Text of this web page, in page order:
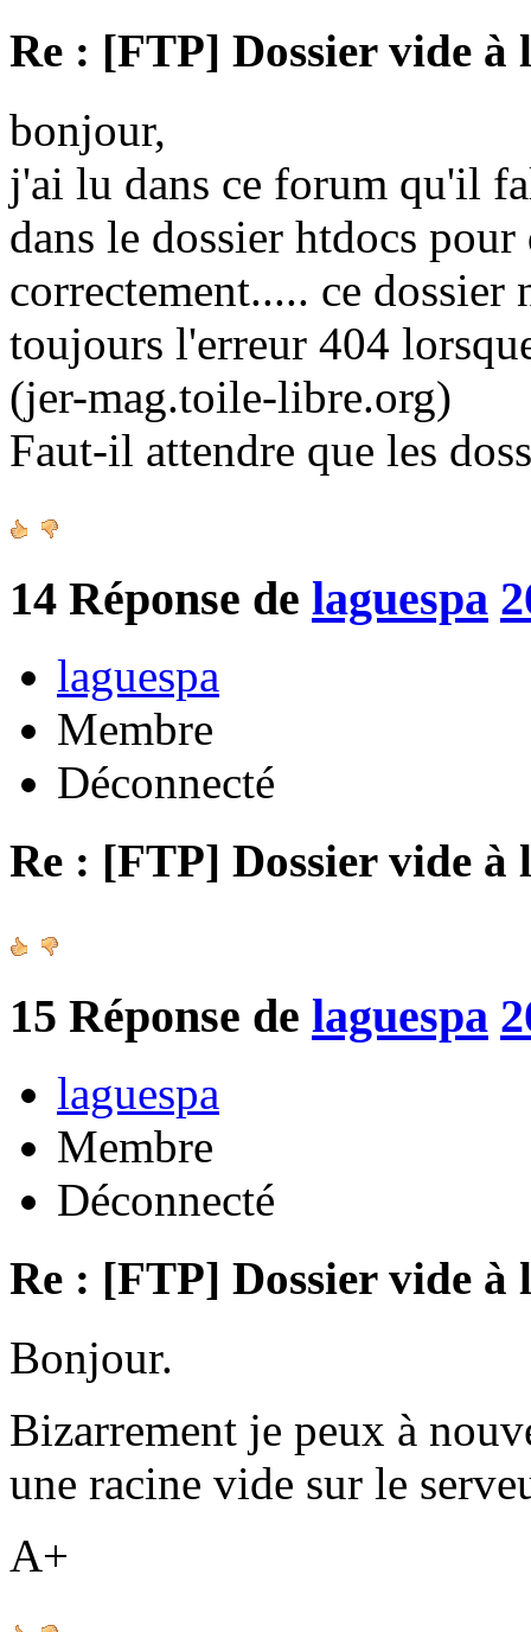
Re : [FTP] Dossier vide à
bonjour,
j'ai lu dans ce forum qu'il
dans le dossier htdocs
correctement..... ce dossier
toujours l'erreur 404
(jer-mag.toile-libre.org)
Faut-il attendre que les
14 Réponse de laguespa
laguespa
Membre
Déconnecté
Re : [FTP] Dossier vide à
15 Réponse de laguespa
laguespa
Membre
Déconnecté
Re : [FTP] Dossier vide à
Bonjour.
Bizarrement je peux à
une racine vide sur le
A+